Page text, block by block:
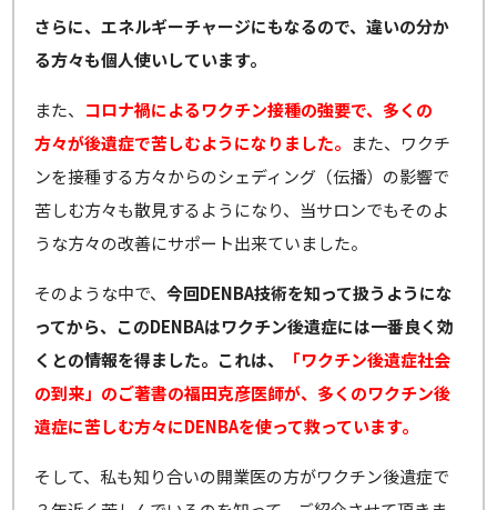
さらに、エネルギーチャージにもなるので、違いの分か
る方々も個人使いしています。
また、 コロナ禍によるワクチン接種の強要で、多くの
方々が後遺症で苦しむようになりました。 また、ワクチ
ンを接種する方々からのシェディング（伝播）の影響で
苦しむ方々も散見するようになり、当サロンでもそのよ
うな方々の改善にサポート出来ていました。
そのような中で、今回DENBA技術を知って扱うようにな
ってから、このDENBAはワクチン後遺症には一番良く効
くとの情報を得ました。これは、
「ワクチン後遺症社会
の到来」のご著書の福田克彦医師が、多くのワクチン後
遺症に苦しむ方々にDENBAを使って救っています。
そして、私も知り合いの開業医の方がワクチン後遺症で